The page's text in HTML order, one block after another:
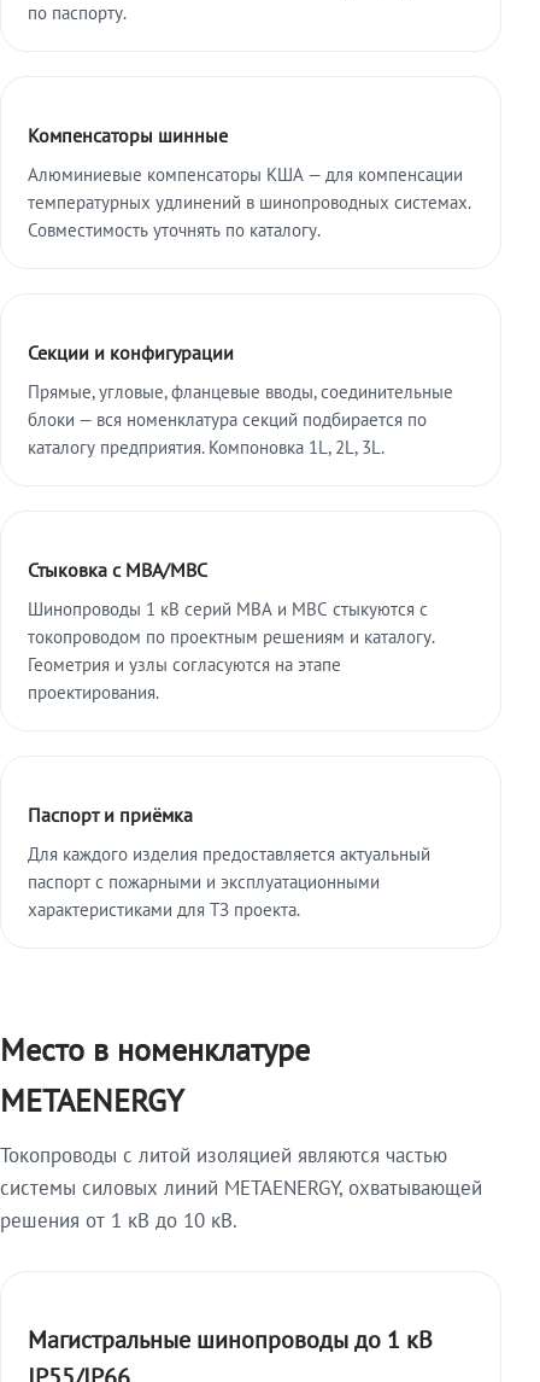
по паспорту.
Компенсаторы шинные
Алюминиевые компенсаторы КША — для компенсации
температурных удлинений в шинопроводных системах.
Совместимость уточнять по каталогу.
Секции и конфигурации
Прямые, угловые, фланцевые вводы, соединительные
блоки — вся номенклатура секций подбирается по
каталогу предприятия. Компоновка 1L, 2L, 3L.
Стыковка с МВА/МВС
Шинопроводы 1 кВ серий МВА и МВС стыкуются с
токопроводом по проектным решениям и каталогу.
Геометрия и узлы согласуются на этапе
проектирования.
Паспорт и приёмка
Для каждого изделия предоставляется актуальный
паспорт с пожарными и эксплуатационными
характеристиками для ТЗ проекта.
Место в номенклатуре
METAENERGY
Токопроводы с литой изоляцией являются частью
системы силовых линий METAENERGY, охватывающей
решения от 1 кВ до 10 кВ.
Магистральные шинопроводы до 1 кВ